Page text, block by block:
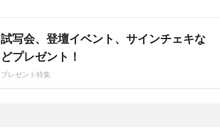
試写会、登壇イベント、サインチェキな
どプレゼント！
プレゼント特集